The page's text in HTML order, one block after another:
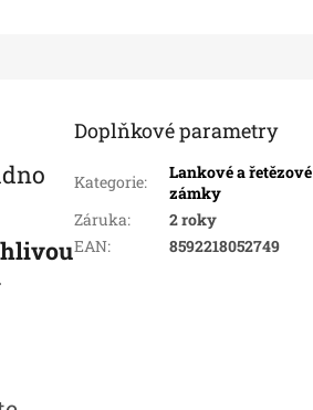
Doplňkové parametry
Kategorie:
Lankové a řetězové
zámky
Záruka:
2 roky
EAN: 8592218052749